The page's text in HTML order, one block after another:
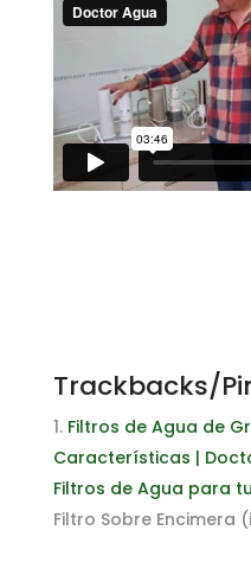
Trackbacks/
Filtros de Agua de
Características |
Filtros de Agua para
Filtro Sobre Encimera